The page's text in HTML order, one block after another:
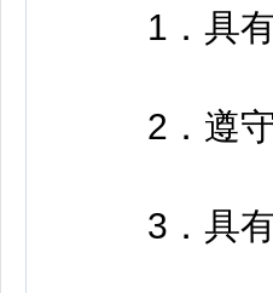
1．具有
2．遵守
3．具有